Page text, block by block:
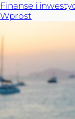
Finanse i
Wprost